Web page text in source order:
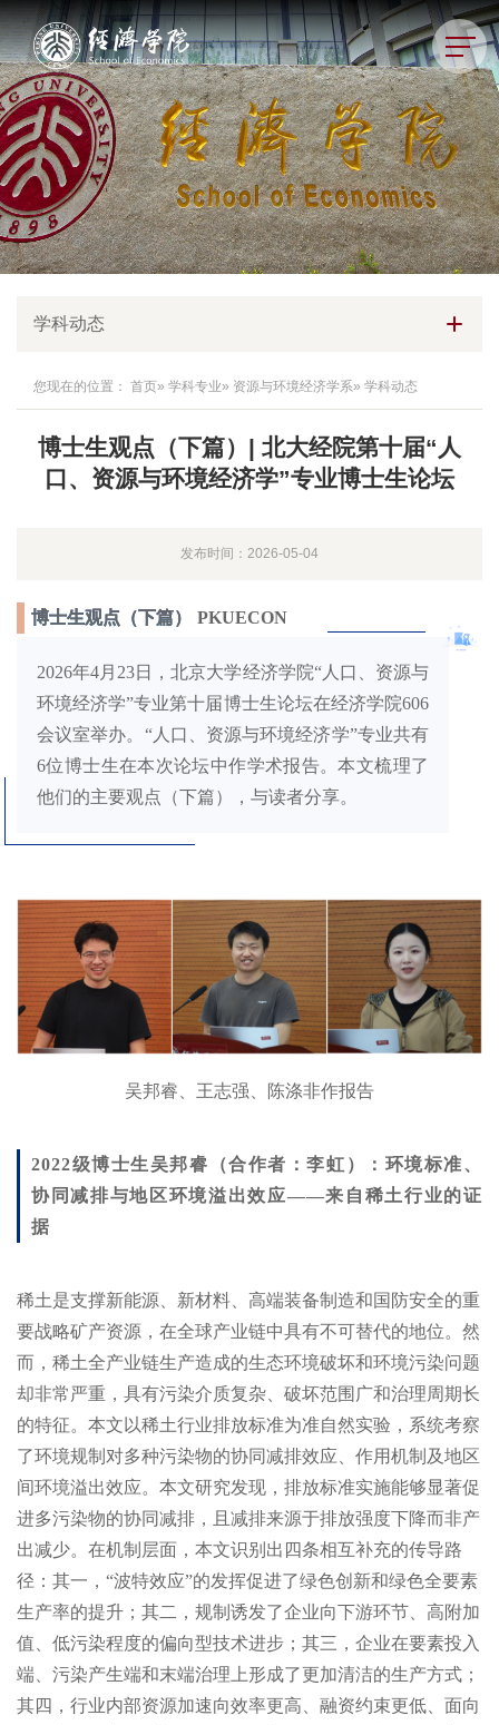
学科动态
您现在的位置： 首页» 学科专业» 资源与环境经济学系» 学科动态
博士生观点（下篇）| 北大经院第十届“人
口、资源与环境经济学”专业博士生论坛
发布时间：2026-05-04
博士生观点（下篇） PKUECON
2026年4月23日，北京大学经济学院“人口、资源与
环境经济学”专业第十届博士生论坛在经济学院606
会议室举办。“人口、资源与环境经济学”专业共有
6位博士生在本次论坛中作学术报告。本文梳理了
他们的主要观点（下篇），与读者分享。
吴邦睿、王志强、陈涤非作报告
2022级博士生吴邦睿（合作者：李虹）：环境标准、
协同减排与地区环境溢出效应——来自稀土行业的证
据
稀土是支撑新能源、新材料、高端装备制造和国防安全的重
要战略矿产资源，在全球产业链中具有不可替代的地位。然
而，稀土全产业链生产造成的生态环境破坏和环境污染问题
却非常严重，具有污染介质复杂、破坏范围广和治理周期长
的特征。本文以稀土行业排放标准为准自然实验，系统考察
了环境规制对多种污染物的协同减排效应、作用机制及地区
间环境溢出效应。本文研究发现，排放标准实施能够显著促
进多污染物的协同减排，且减排来源于排放强度下降而非产
出减少。在机制层面，本文识别出四条相互补充的传导路
径：其一，“波特效应”的发挥促进了绿色创新和绿色全要素
生产率的提升；其二，规制诱发了企业向下游环节、高附加
值、低污染程度的偏向型技术进步 ；其三，企业在要素投入
端、污染产生端和末端治理上形成了更加清洁的生产方式；
其四，行业内部资源加速向效率更高、融资约束更低、面向